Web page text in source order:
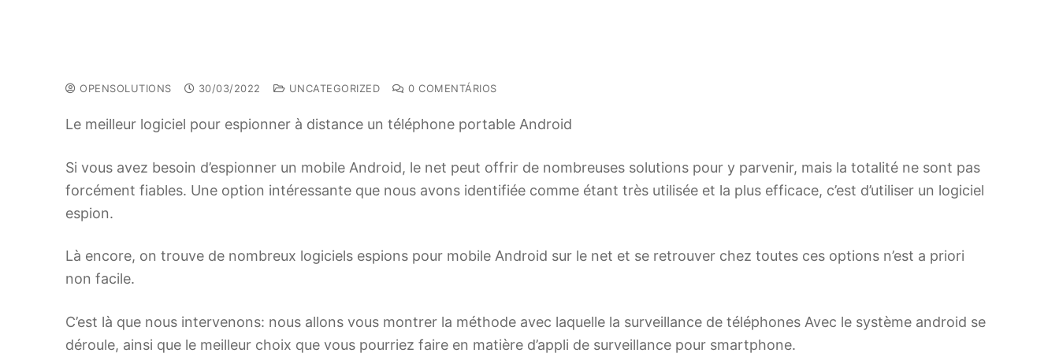
OPENSOLUTIONS 30/03/2022 UNCATEGORIZED 0 COMENTÁRIOS
Le meilleur logiciel pour espionner à distance un téléphone portable Android
Si vous avez besoin d’espionner un mobile Android, le net peut offrir de nombreuses solutions pour y parvenir, mais la totalité ne sont pas
forcément fiables. Une option intéressante que nous avons identifiée comme étant très utilisée et la plus efficace, c’est d’utiliser un logiciel
espion.
Là encore, on trouve de nombreux logiciels espions pour mobile Android sur le net et se retrouver chez toutes ces options n’est a priori
non facile.
C’est là que nous intervenons: nous allons vous montrer la méthode avec laquelle la surveillance de téléphones Avec le système android se
déroule, ainsi que le meilleur choix que vous pourriez faire en matière d’appli de surveillance pour smartphone.